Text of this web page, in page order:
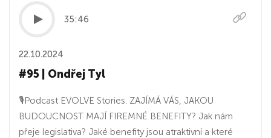
35:46
22.10.2024
#95 | Ondřej Tyl
🎙Podcast EVOLVE Stories. ZAJÍMÁ VÁS, JAKOU
BUDOUCNOST MAJÍ FIREMNÉ BENEFITY? Jak nám
přeje legislativa? Jaké benefity jsou atraktivní a které